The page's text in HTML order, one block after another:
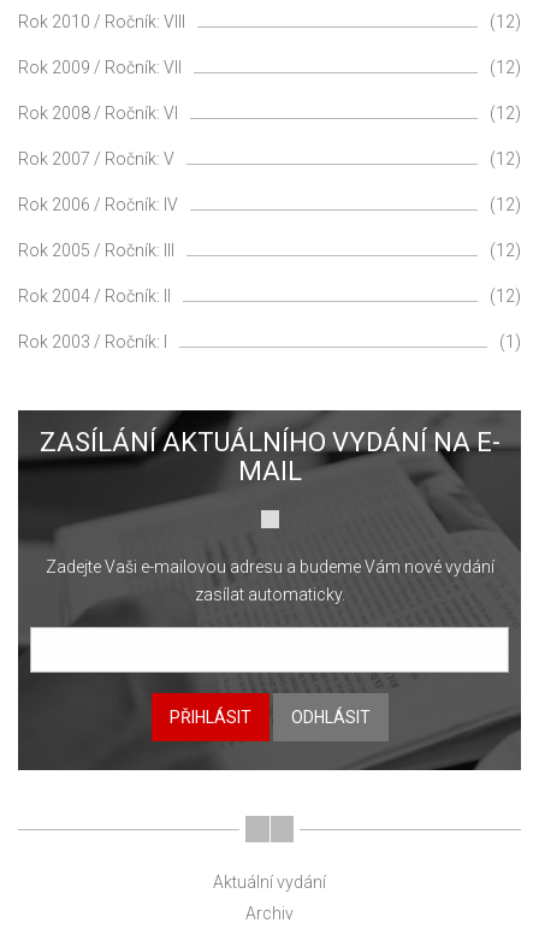
Rok 2010 / Ročník: VIII (12)
Rok 2009 / Ročník: VII (12)
Rok 2008 / Ročník: VI (12)
Rok 2007 / Ročník: V (12)
Rok 2006 / Ročník: IV (12)
Rok 2005 / Ročník: III (12)
Rok 2004 / Ročník: II (12)
Rok 2003 / Ročník: I (1)
ZASÍLÁNÍ AKTUÁLNÍHO VYDÁNÍ NA E-
MAIL
Zadejte Vaši e-mailovou adresu a budeme Vám nové vydání
zasílat automaticky.
PŘIHLÁSIT ODHLÁSIT
Aktuální vydání
Archiv